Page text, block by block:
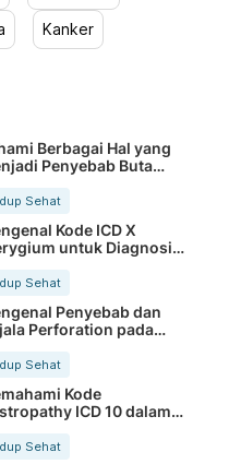
Kanker
Berbagai Hal yang
Penyebab Buta
Sehat
Kode ICD X
untuk Diagnosis
Sehat
Penyebab dan
Perforation pada
Sehat
Kode
ICD 10 dalam
Medis Pasien
Sehat